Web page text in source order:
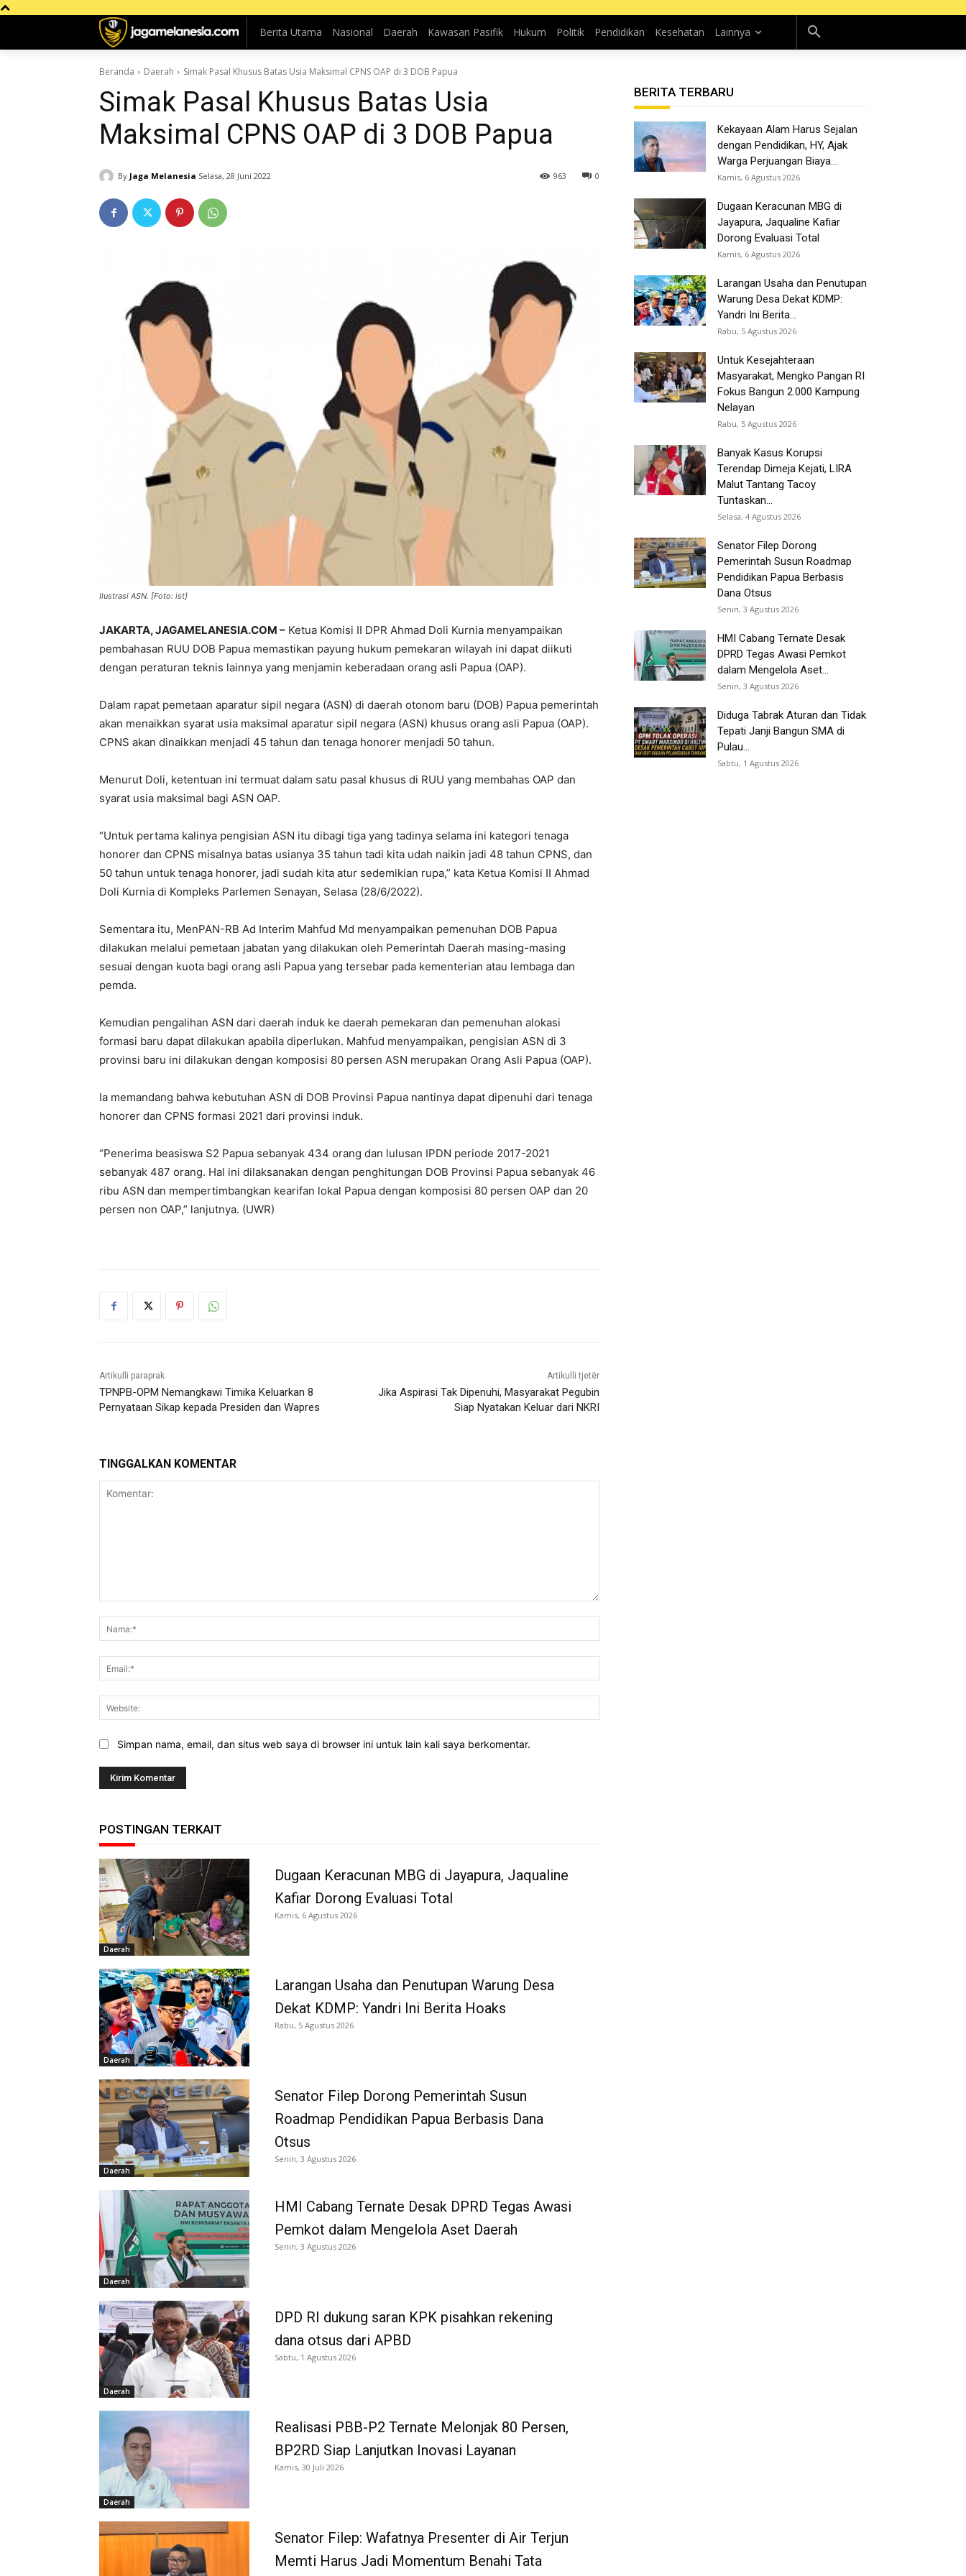
Berita Utama Nasional Daerah Kawasan Pasifik Hukum Politik Pendidikan Kesehatan Lainnya
Beranda Daerah Simak Pasal Khusus Batas Usia Maksimal CPNS OAP di 3 DOB Papua
Simak Pasal Khusus Batas Usia
Maksimal CPNS OAP di 3 DOB Papua
By Jaga Melanesia Selasa, 28 Juni 2022 0
963
Ilustrasi ASN. [Foto: ist]
JAKARTA, JAGAMELANESIA.COM – Ketua Komisi II DPR Ahmad Doli Kurnia menyampaikan
pembahasan RUU DOB Papua memastikan payung hukum pemekaran wilayah ini dapat diikuti
dengan peraturan teknis lainnya yang menjamin keberadaan orang asli Papua (OAP).
Dalam rapat pemetaan aparatur sipil negara (ASN) di daerah otonom baru (DOB) Papua pemerintah
akan menaikkan syarat usia maksimal aparatur sipil negara (ASN) khusus orang asli Papua (OAP).
CPNS akan dinaikkan menjadi 45 tahun dan tenaga honorer menjadi 50 tahun.
Menurut Doli, ketentuan ini termuat dalam satu pasal khusus di RUU yang membahas OAP dan
syarat usia maksimal bagi ASN OAP.
“Untuk pertama kalinya pengisian ASN itu dibagi tiga yang tadinya selama ini kategori tenaga
honorer dan CPNS misalnya batas usianya 35 tahun tadi kita udah naikin jadi 48 tahun CPNS, dan
50 tahun untuk tenaga honorer, jadi sudah kita atur sedemikian rupa,” kata Ketua Komisi II Ahmad
Doli Kurnia di Kompleks Parlemen Senayan, Selasa (28/6/2022).
Sementara itu, MenPAN-RB Ad Interim Mahfud Md menyampaikan pemenuhan DOB Papua
dilakukan melalui pemetaan jabatan yang dilakukan oleh Pemerintah Daerah masing-masing
sesuai dengan kuota bagi orang asli Papua yang tersebar pada kementerian atau lembaga dan
pemda.
Kemudian pengalihan ASN dari daerah induk ke daerah pemekaran dan pemenuhan alokasi
formasi baru dapat dilakukan apabila diperlukan. Mahfud menyampaikan, pengisian ASN di 3
provinsi baru ini dilakukan dengan komposisi 80 persen ASN merupakan Orang Asli Papua (OAP).
Ia memandang bahwa kebutuhan ASN di DOB Provinsi Papua nantinya dapat dipenuhi dari tenaga
honorer dan CPNS formasi 2021 dari provinsi induk.
“Penerima beasiswa S2 Papua sebanyak 434 orang dan lulusan IPDN periode 2017-2021
sebanyak 487 orang. Hal ini dilaksanakan dengan penghitungan DOB Provinsi Papua sebanyak 46
ribu ASN dan mempertimbangkan kearifan lokal Papua dengan komposisi 80 persen OAP dan 20
persen non OAP,” lanjutnya. (UWR)
Artikulli paraprak
TPNPB-OPM Nemangkawi Timika Keluarkan 8
Pernyataan Sikap kepada Presiden dan Wapres
Artikulli tjetër
Jika Aspirasi Tak Dipenuhi, Masyarakat Pegubin
Siap Nyatakan Keluar dari NKRI
TINGGALKAN KOMENTAR
Simpan nama, email, dan situs web saya di browser ini untuk lain kali saya berkomentar.
POSTINGAN TERKAIT
Daerah
Dugaan Keracunan MBG di Jayapura, Jaqualine
Kafiar Dorong Evaluasi Total
Kamis, 6 Agustus 2026
Daerah
Larangan Usaha dan Penutupan Warung Desa
Dekat KDMP: Yandri Ini Berita Hoaks
Rabu, 5 Agustus 2026
Daerah
Senator Filep Dorong Pemerintah Susun
Roadmap Pendidikan Papua Berbasis Dana
Otsus
Senin, 3 Agustus 2026
Daerah
HMI Cabang Ternate Desak DPRD Tegas Awasi
Pemkot dalam Mengelola Aset Daerah
Senin, 3 Agustus 2026
Daerah
DPD RI dukung saran KPK pisahkan rekening
dana otsus dari APBD
Sabtu, 1 Agustus 2026
Daerah
Realisasi PBB-P2 Ternate Melonjak 80 Persen,
BP2RD Siap Lanjutkan Inovasi Layanan
Kamis, 30 Juli 2026
Senator Filep: Wafatnya Presenter di Air Terjun
Memti Harus Jadi Momentum Benahi Tata
BERITA TERBARU
Kekayaan Alam Harus Sejalan
dengan Pendidikan, HY, Ajak
Warga Perjuangan Biaya...
Kamis, 6 Agustus 2026
Dugaan Keracunan MBG di
Jayapura, Jaqualine Kafiar
Dorong Evaluasi Total
Kamis, 6 Agustus 2026
Larangan Usaha dan Penutupan
Warung Desa Dekat KDMP:
Yandri Ini Berita...
Rabu, 5 Agustus 2026
Untuk Kesejahteraan
Masyarakat, Mengko Pangan RI
Fokus Bangun 2.000 Kampung
Nelayan
Rabu, 5 Agustus 2026
Banyak Kasus Korupsi
Terendap Dimeja Kejati, LIRA
Malut Tantang Tacoy
Tuntaskan...
Selasa, 4 Agustus 2026
Senator Filep Dorong
Pemerintah Susun Roadmap
Pendidikan Papua Berbasis
Dana Otsus
Senin, 3 Agustus 2026
HMI Cabang Ternate Desak
DPRD Tegas Awasi Pemkot
dalam Mengelola Aset...
Senin, 3 Agustus 2026
Diduga Tabrak Aturan dan Tidak
Tepati Janji Bangun SMA di
Pulau...
Sabtu, 1 Agustus 2026